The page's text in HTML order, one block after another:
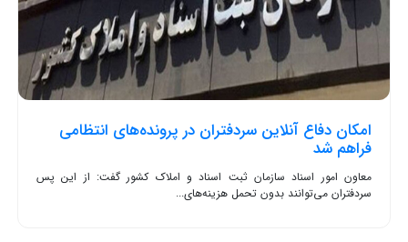
امکان دفاع آنلاین سردفتران در پرونده‌های انتظامی
فراهم شد
معاون امور اسناد سازمان ثبت اسناد و املاک کشور گفت: از این پس
سردفتران می‌توانند بدون تحمل هزینه‌های...